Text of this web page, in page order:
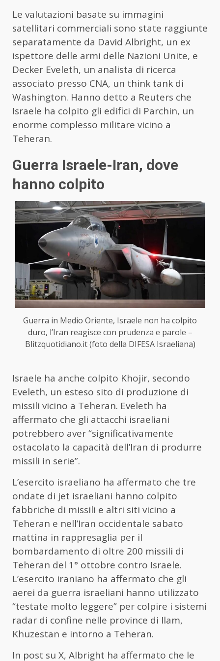
Le valutazioni basate su immagini
satellitari commerciali sono state raggiunte
separatamente da David Albright, un ex
ispettore delle armi delle Nazioni Unite, e
Decker Eveleth, un analista di ricerca
associato presso CNA, un think tank di
Washington. Hanno detto a Reuters che
Israele ha colpito gli edifici di Parchin, un
enorme complesso militare vicino a
Teheran.
Guerra Israele-Iran, dove
hanno colpito
Guerra in Medio Oriente, Israele non ha colpito
duro, l’Iran reagisce con prudenza e parole –
Blitzquotidiano.it (foto della DIFESA Israeliana)
Israele ha anche colpito Khojir, secondo
Eveleth, un esteso sito di produzione di
missili vicino a Teheran. Eveleth ha
affermato che gli attacchi israeliani
potrebbero aver “significativamente
ostacolato la capacità dell’Iran di produrre
missili in serie”.
L’esercito israeliano ha affermato che tre
ondate di jet israeliani hanno colpito
fabbriche di missili e altri siti vicino a
Teheran e nell’Iran occidentale sabato
mattina in rappresaglia per il
bombardamento di oltre 200 missili di
Teheran del 1° ottobre contro Israele.
L’esercito iraniano ha affermato che gli
aerei da guerra israeliani hanno utilizzato
“testate molto leggere” per colpire i sistemi
radar di confine nelle province di Ilam,
Khuzestan e intorno a Teheran.
In post su X, Albright ha affermato che le